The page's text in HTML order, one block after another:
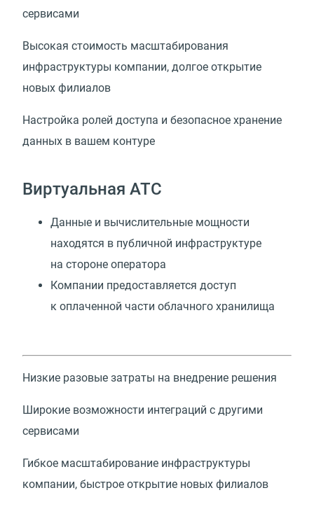
сервисами
Высокая стоимость масштабирования
инфраструктуры компании, долгое открытие
новых филиалов
Настройка ролей доступа и безопасное хранение
данных в вашем контуре
Виртуальная АТС
Данные и вычислительные мощности
находятся в публичной инфраструктуре
на стороне оператора
Компании предоставляется доступ
к оплаченной части облачного хранилища
Низкие разовые затраты на внедрение решения
Широкие возможности интеграций с другими
сервисами
Гибкое масштабирование инфраструктуры
компании, быстрое открытие новых филиалов